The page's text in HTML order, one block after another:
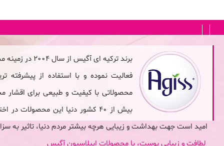
برند ترکیه ای
فعالیت نموده و با استفاده از پیشرفته
محصولاتی با کیفیت و طبیعی برای
بیش از 40 کشور دنیا این محصولات
امید است جهت بهداشت و زیبایی هرچه بیشتر مردم دنیا، تاثیر به
لطافت و زیبایی پوست، با محصولات اپیلاسیون آگیس